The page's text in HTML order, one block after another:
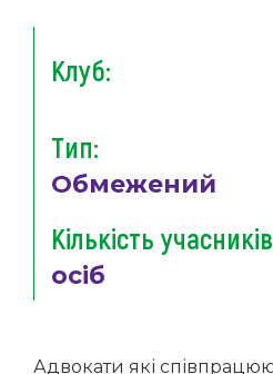
Клуб:
Тип:
Обмежений
Кількість
осіб
Адвокати які